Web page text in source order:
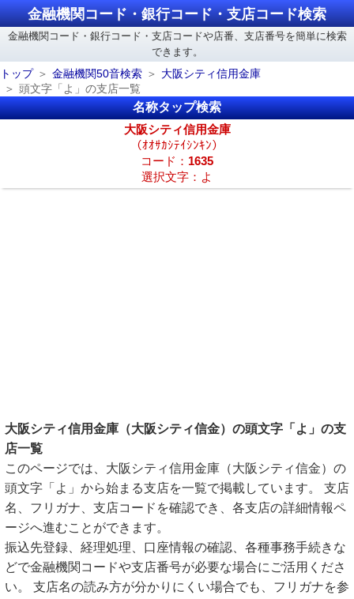
金融機関コード・銀行コード・支店コード検索
金融機関コード・銀行コード・支店コードや店番、支店番号を簡単に検索
できます。
トップ
金融機関50音検索
大阪シティ信用金庫
頭文字「よ」の支店一覧
名称タップ検索
大阪シティ信用金庫
（ｵｵｻｶｼﾃｲｼﾝｷﾝ）
コード： 1635
選択文字：よ
大阪シティ信用金庫（大阪シティ信金）の頭文字「よ」の支
店一覧
このページでは、大阪シティ信用金庫（大阪シティ信金）の
頭文字「よ」から始まる支店を一覧で掲載しています。 支店
名、フリガナ、支店コードを確認でき、各支店の詳細情報ペ
ージへ進むことができます。
振込先登録、経理処理、口座情報の確認、各種事務手続きな
どで金融機関コードや支店番号が必要な場合にご活用くださ
い。 支店名の読み方が分かりにくい場合でも、フリガナを参